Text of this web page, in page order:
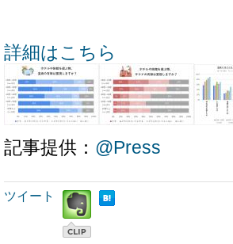
詳細はこちら
記事提供： @Press
ツイート